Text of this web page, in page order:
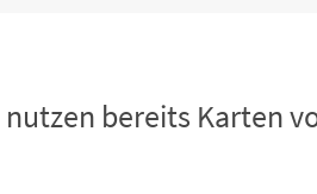
bereits Karten